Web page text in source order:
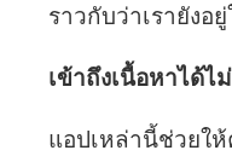
ราวกับว่าเรายังอ
เข้าถึงเนื้อหาได้ไ
แอปเหล่านี้ช่วยใ